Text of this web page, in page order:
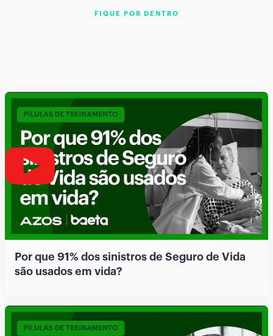
FIQUE POR DENTRO
Por que 91% dos sinistros de Seguro de Vida
são usados em vida?